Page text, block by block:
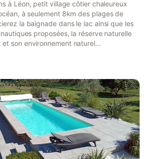
à Léon, petit village côtier chaleureux
à seulement 8km des plages de
la baignade dans le lac ainsi que les
proposées, la réserve naturelle
son environnement naturel
commerces et le marché estival.
La Villa Bel Air est située dans un quartier
d'un jardin p...